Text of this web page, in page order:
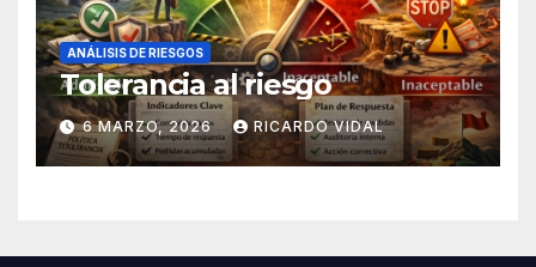
ANÁLISIS DE RIESGOS
Tolerancia al riesgo
6 MARZO, 2026 RICARDO VIDAL